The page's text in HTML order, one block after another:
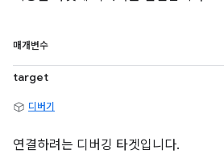
매개변수
target
디버기
연결하려는 디버깅 타겟입니다.